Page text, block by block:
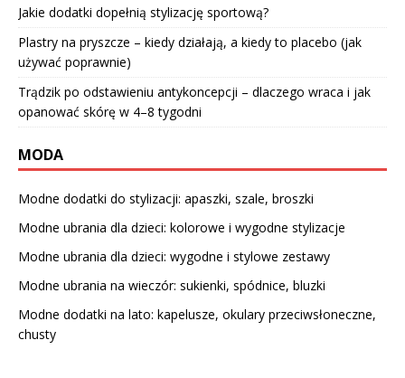
Jakie dodatki dopełnią stylizację sportową?
Plastry na pryszcze – kiedy działają, a kiedy to placebo (jak
używać poprawnie)
Trądzik po odstawieniu antykoncepcji – dlaczego wraca i jak
opanować skórę w 4–8 tygodni
MODA
Modne dodatki do stylizacji: apaszki, szale, broszki
Modne ubrania dla dzieci: kolorowe i wygodne stylizacje
Modne ubrania dla dzieci: wygodne i stylowe zestawy
Modne ubrania na wieczór: sukienki, spódnice, bluzki
Modne dodatki na lato: kapelusze, okulary przeciwsłoneczne,
chusty